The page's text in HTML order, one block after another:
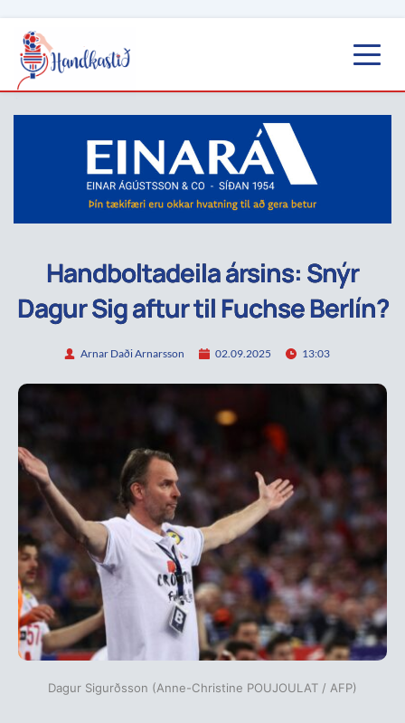
Handboltadeila ársins: Snýr
Dagur Sig aftur til Fuchse Berlín?
Arnar Daði Arnarsson 02.09.2025 13:03
Dagur Sigurðsson (Anne-Christine POUJOULAT / AFP)